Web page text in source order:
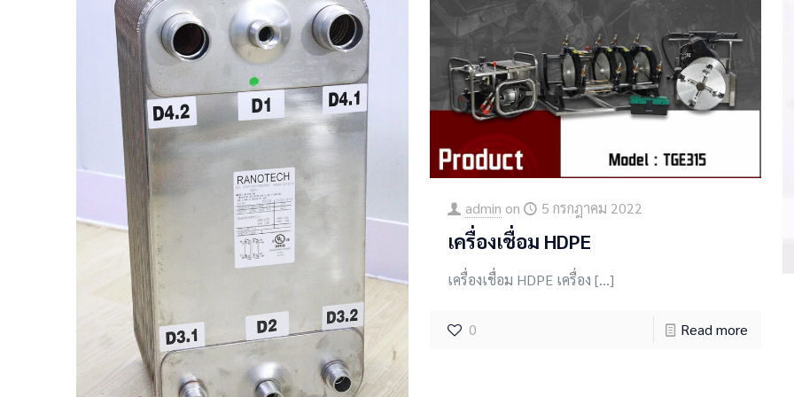
admin on 5 กรกฎาคม 2022
เครื่องเชื่อม HDPE
เครื่องเชื่อม HDPE เครื่อง […]
0 Read more